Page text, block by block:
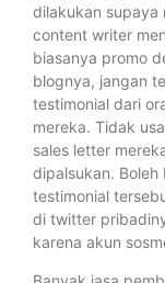
dilakukan supaya
content writer
biasanya promo
blognya, jangan
testimonial dari
mereka. Tidak
sales letter
dipalsukan. Boleh
testimonial
di twitter
karena akun